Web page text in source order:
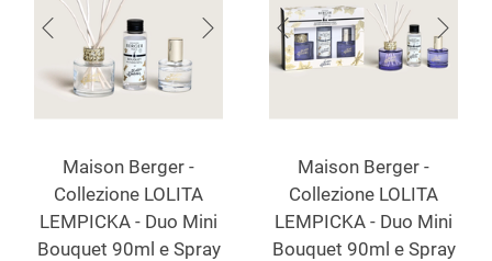
Maison Berger -
Collezione LOLITA
LEMPICKA - Duo Mini
Bouquet 90ml e Spray
Maison Berger -
Collezione LOLITA
LEMPICKA - Duo Mini
Bouquet 90ml e Spray